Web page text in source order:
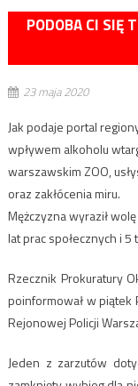
PODOBA CI SIĘ
23 maja 2020
Jak podaje portal
wpływem alkoholu
warszawskim ZOO,
oraz zakłócenia miru.
Mężczyzna wyraził
lat prac społecznych i
Rzecznik Prokuratury
poinformował w piątek
Rejonowej Policji
Jeden z zarzutów